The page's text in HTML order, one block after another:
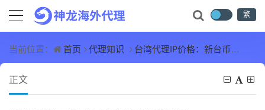
繁
当前位置： 首页 代理知识 台湾代理IP价格：新台币结算流程
正文